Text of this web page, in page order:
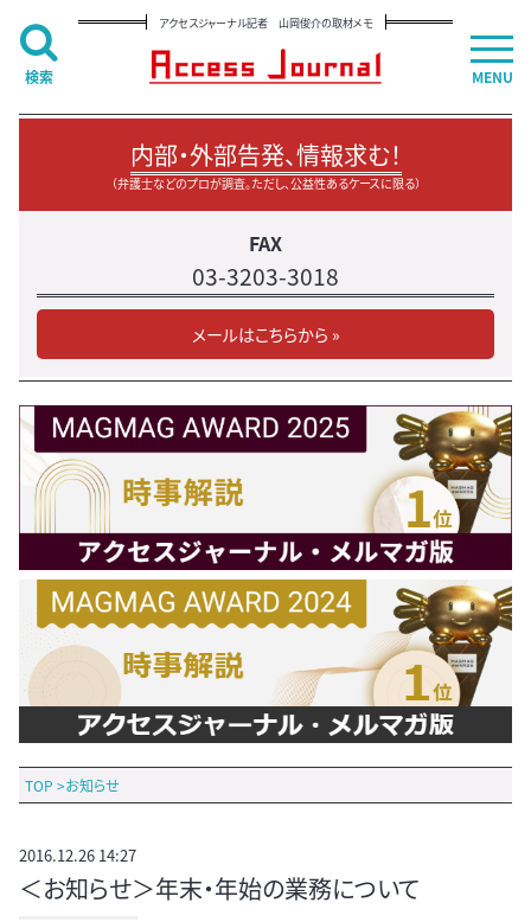
アクセスジャーナル記者 山岡俊介の取材メモ
内部・外部告発、情報求む！
（弁護士などのプロが調査。ただし、公益性あるケースに限る）
FAX
03-3203-3018
メールはこちらから »
TOP >お知らせ
2016.12.26 14:27
＜お知らせ＞年末・年始の業務について
MENU
検索